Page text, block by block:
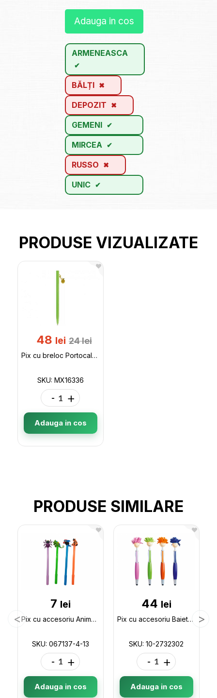
Adauga in cos
ARMENEASCA
BĂLȚI
DEPOZIT
GEMENI
MIRCEA
RUSSO
UNIC
PRODUSE VIZUALIZATE
48 lei 24lei
Pix cu breloc Portocala (metalic/verde) MX16336
SKU: MX16336
- +
Adauga in cos
PRODUSE SIMILARE
7 lei
Pix cu accesoriu Animalute asorti ML4-13 067137-4-13
SKU: 067137-4-13
- +
Adauga in cos
44 lei
Pix cu accesoriu Baietel 10-2732302
SKU: 10-2732302
- +
Adauga in cos